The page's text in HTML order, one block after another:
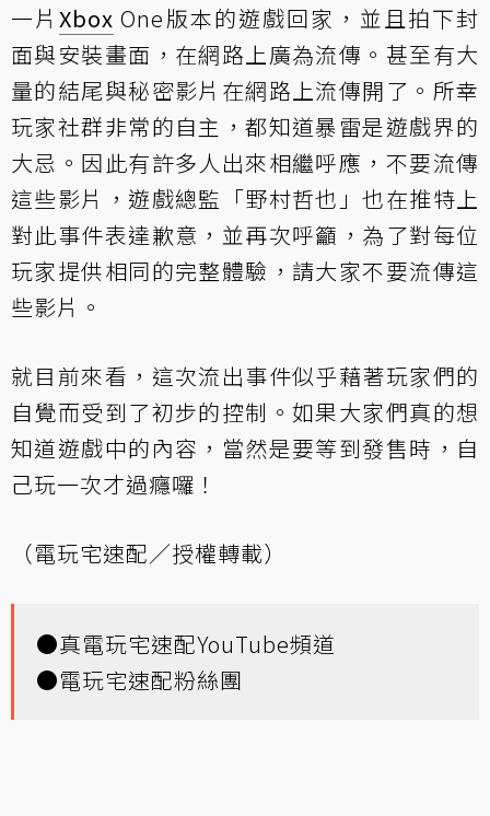
一片Xbox One版本的遊戲回家，並且拍下封
面與安裝畫面，在網路上廣為流傳。甚至有大
量的結尾與秘密影片在網路上流傳開了。所幸
玩家社群非常的自主，都知道暴雷是遊戲界的
大忌。因此有許多人出來相繼呼應，不要流傳
這些影片，遊戲總監「野村哲也」也在推特上
對此事件表達歉意，並再次呼籲，為了對每位
玩家提供相同的完整體驗，請大家不要流傳這
些影片。
就目前來看，這次流出事件似乎藉著玩家們的
自覺而受到了初步的控制。如果大家們真的想
知道遊戲中的內容，當然是要等到發售時，自
己玩一次才過癮囉！
（電玩宅速配／授權轉載）
●真電玩宅速配YouTube頻道
●電玩宅速配粉絲團